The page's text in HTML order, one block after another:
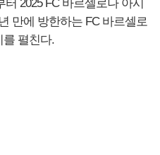
2025 FC 바르셀로나 아시
만에 방한하는 FC 바르셀로
를 펼친다.